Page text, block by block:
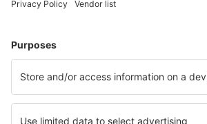
Hotels in Jamaika - Beliebte Städte
Hotels in Montego Bay Hotels in Ocho Rios